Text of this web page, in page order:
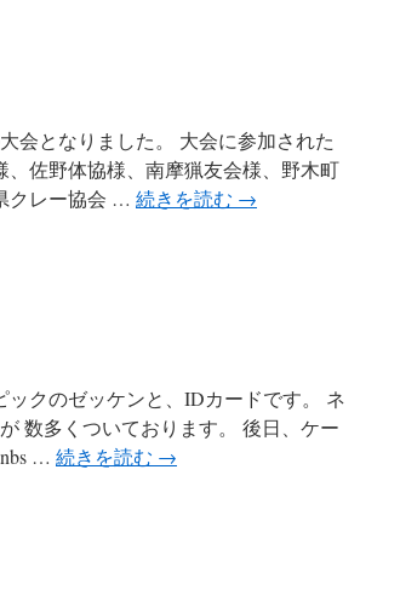
会となりました。 大会に参加された
佐野体協様、南摩猟友会様、野木町
クレー協会 … 続きを読む →
クのゼッケンと、IDカードです。 ネ
数多くついております。 後日、ケー
… 続きを読む →